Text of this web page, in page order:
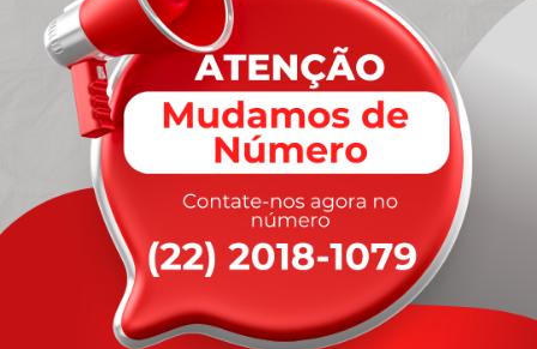
rapidez
que você precisa,
com a qualidade que vocêmerece.
Nossos motoristas são treinados para garantir a máxima
durante o transporte, com rastreamento em tempo real.